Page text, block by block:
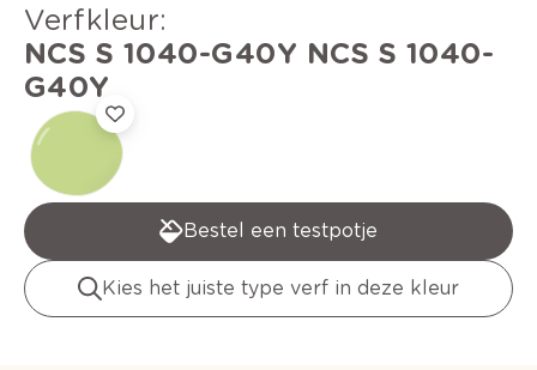
verfkleur:
NCS S 1040-G40Y NCS S 1040-
G40Y
Bestel een testpotje
Kies het juiste type verf in deze kleur